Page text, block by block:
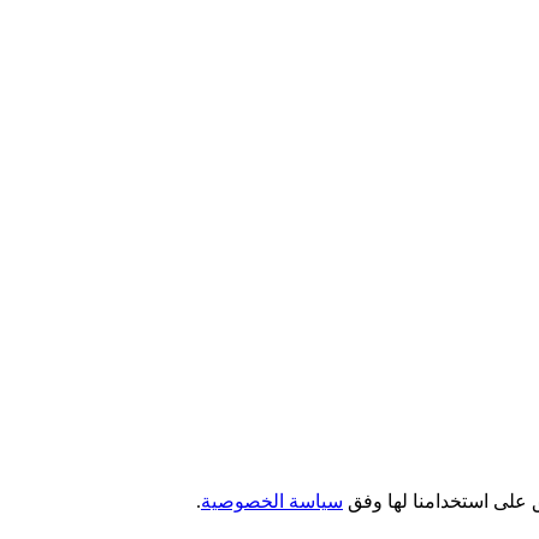
استخدامنا لها وفق سياسة الخصوصية.